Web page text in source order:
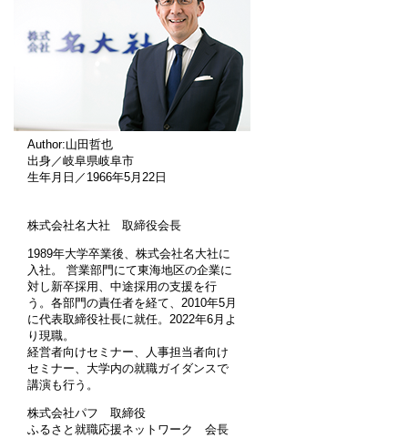
Author:山田哲也
出身／岐阜県岐阜市
生年月日／1966年5月22日
株式会社名大社 取締役会長
1989年大学卒業後、株式会社名大社に
入社。 営業部門にて東海地区の企業に
対し新卒採用、中途採用の支援を行
う。各部門の責任者を経て、2010年5月
に代表取締役社長に就任。2022年6月よ
り現職。
経営者向けセミナー、人事担当者向け
セミナー、大学内の就職ガイダンスで
講演も行う。
株式会社パフ 取締役
ふるさと就職応援ネットワーク 会長